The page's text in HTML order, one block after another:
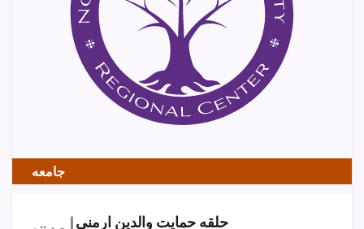
جامعه
حلقه حمایت والدین ارمنی